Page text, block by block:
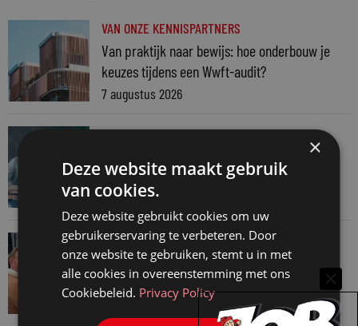
VAN ONZE KENNISPARTNERS
Van praktijk naar bewijs: hoe onderbouw je
keuzes tijdens een Wwft-audit?
7 augustus 2026
VAN ONZE KENNISPARTNERS
7 augustus 2026
VAN ONZE KENNISPARTNERS
Martin Woodward: waarom geen enkel
advocatenkantoor hetzelfde kan blijven
4 augustus 2026
×
Deze website maakt gebruik
van cookies.
Deze website gebruikt cookies om uw
gebruikerservaring te verbeteren. Door
onze website te gebruiken, stemt u in met
alle cookies in overeenstemming met ons
Cookiebeleid. Privacy Policy